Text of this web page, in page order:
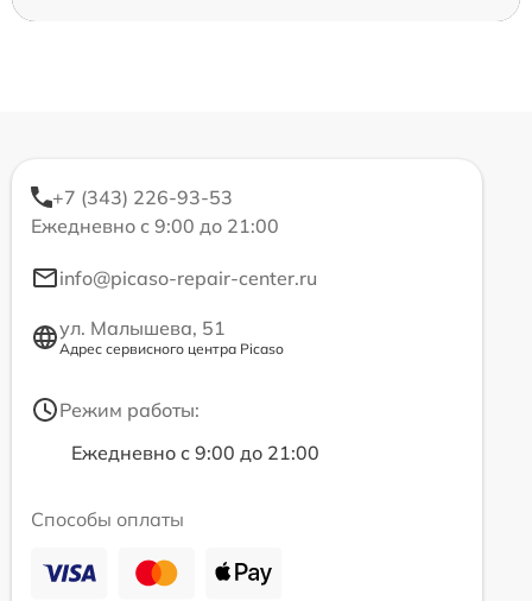
+7 (343) 226-93-53
Ежедневно с 9:00 до 21:00
info@picaso-repair-center.ru
ул. Малышева, 51
Адрес сервисного центра Picaso
Режим работы:
Ежедневно с 9:00 до 21:00
Способы оплаты